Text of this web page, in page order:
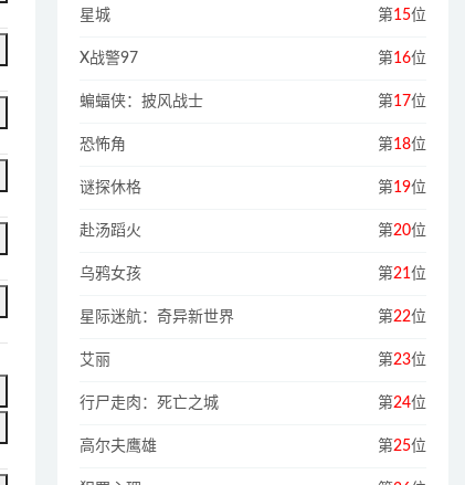
星城 第15位
X战警97 第16位
蝙蝠侠：披风战士 第17位
恐怖角 第18位
谜探休格 第19位
赴汤蹈火 第20位
乌鸦女孩 第21位
星际迷航：奇异新世界 第22位
艾丽 第23位
行尸走肉：死亡之城 第24位
高尔夫鹰雄 第25位